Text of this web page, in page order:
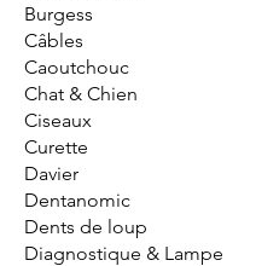
Burgess
Câbles
Caoutchouc
Chat & Chien
Ciseaux
Curette
Davier
Dentanomic
Dents de loup
Diagnostique & Lampe